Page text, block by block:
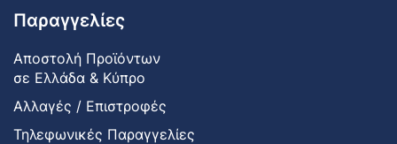
Παραγγελίες
Αποστολή Προϊόντων
σε Ελλάδα & Κύπρο
Αλλαγές / Επιστροφές
Τηλεφωνικές Παραγγελίες